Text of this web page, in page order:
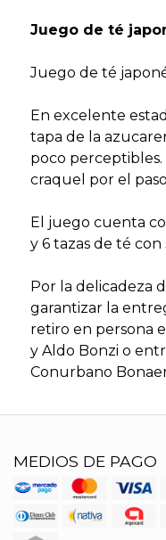
Juego de té
Juego de té
En excelente
tapa de la
poco
craquel por el
El juego cuenta
y 6 tazas de té con
Por la delicadeza
garantizar la
retiro en persona
y Aldo Bonzi o
Conurbano
MEDIOS DE PAGO